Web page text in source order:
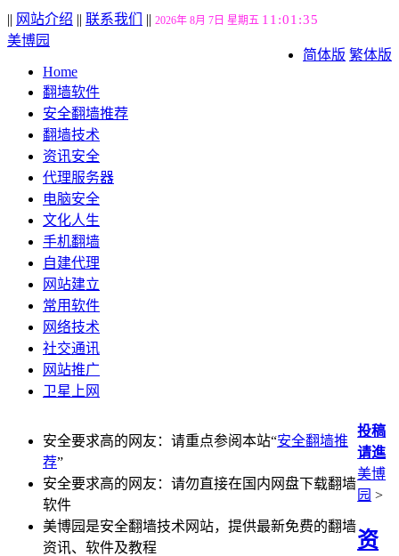
|| 网站介绍 || 联系我们 || 2026年 8月 7日 星期五 11:01:35
简体版 繁体版
美博园
Home
翻墙软件
安全翻墙推荐
翻墙技术
资讯安全
代理服务器
电脑安全
文化人生
手机翻墙
自建代理
网站建立
常用软件
网络技术
社交通讯
网站推广
卫星上网
安全要求高的网友：请重点参阅本站“安全翻墙推
荐”
安全要求高的网友：请勿直接在国内网盘下载翻墙
软件
美博园是安全翻墙技术网站，提供最新免费的翻墙
资讯、软件及教程
投稿
请進
美博
园 >
资